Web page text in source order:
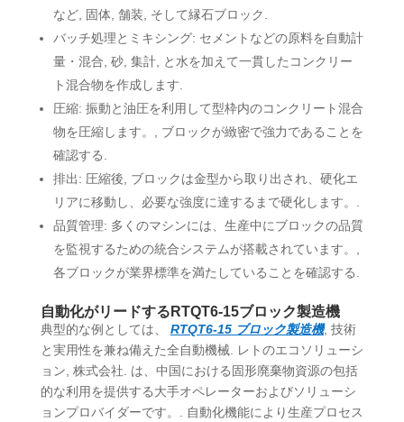
など, 固体, 舗装, そして縁石ブロック.
バッチ処理とミキシング: セメントなどの原料を自動計
量・混合, 砂, 集計, と水を加えて一貫したコンクリー
ト混合物を作成します.
圧縮: 振動と油圧を利用して型枠内のコンクリート混合
物を圧縮します。, ブロックが緻密で強力であることを
確認する.
排出: 圧縮後, ブロックは金型から取り出され、硬化エ
リアに移動し、必要な強度に達するまで硬化します。.
品質管理: 多くのマシンには、生産中にブロックの品質
を監視するための統合システムが搭載されています。,
各ブロックが業界標準を満たしていることを確認する.
自動化がリードするRTQT6-15ブロック製造機
典型的な例としては、 RTQT6-15 ブロック製造機, 技術
と実用性を兼ね備えた全自動機械. レトのエコソリューシ
ョン, 株式会社. は、中国における固形廃棄物資源の包括
的な利用を提供する大手オペレーターおよびソリューシ
ョンプロバイダーです。. 自動化機能により生産プロセス